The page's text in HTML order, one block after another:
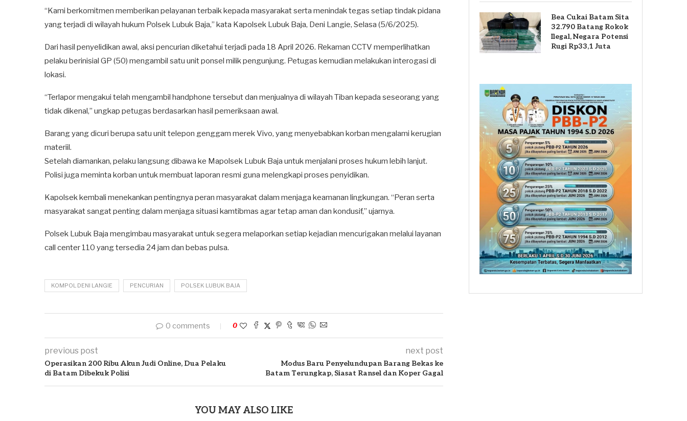
“Kami berkomitmen memberikan pelayanan terbaik kepada masyarakat serta menindak tegas setiap tindak pidana
yang terjadi di wilayah hukum Polsek Lubuk Baja,” kata Kapolsek Lubuk Baja, Deni Langie, Selasa (5/6/2025).
Dari hasil penyelidikan awal, aksi pencurian diketahui terjadi pada 18 April 2026. Rekaman CCTV memperlihatkan
pelaku berinisial GP (50) mengambil satu unit ponsel milik pengunjung. Petugas kemudian melakukan interogasi di
lokasi.
“Terlapor mengakui telah mengambil handphone tersebut dan menjualnya di wilayah Tiban kepada seseorang yang
tidak dikenal,” ungkap petugas berdasarkan hasil pemeriksaan awal.
Barang yang dicuri berupa satu unit telepon genggam merek Vivo, yang menyebabkan korban mengalami kerugian
materiil.
Setelah diamankan, pelaku langsung dibawa ke Mapolsek Lubuk Baja untuk menjalani proses hukum lebih lanjut.
Polisi juga meminta korban untuk membuat laporan resmi guna melengkapi proses penyidikan.
Kapolsek kembali menekankan pentingnya peran masyarakat dalam menjaga keamanan lingkungan. “Peran serta
masyarakat sangat penting dalam menjaga situasi kamtibmas agar tetap aman dan kondusif,” ujarnya.
Polsek Lubuk Baja mengimbau masyarakat untuk segera melaporkan setiap kejadian mencurigakan melalui layanan
call center 110 yang tersedia 24 jam dan bebas pulsa.
KOMPOL DENI LANGIE PENCURIAN POLSEK LUBUK BAJA
0 comments 0
previous post
Operasikan 200 Ribu Akun Judi Online, Dua Pelaku
di Batam Dibekuk Polisi
next post
Modus Baru Penyelundupan Barang Bekas ke
Batam Terungkap, Siasat Ransel dan Koper Gagal
YOU MAY ALSO LIKE
Bea Cukai Batam Sita
32.790 Batang Rokok
Ilegal, Negara Potensi
Rugi Rp33,1 Juta